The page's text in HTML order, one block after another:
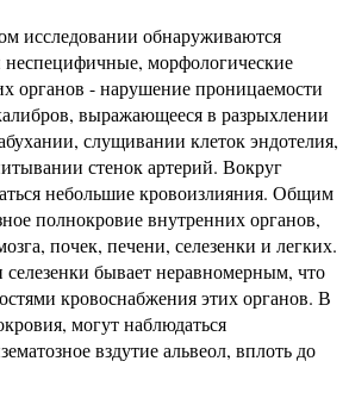
исследовании обнаруживаются
неспецифичные, морфологические
органов - нарушение проницаемости
выражающееся в разрыхлении
слущивании клеток эндотелия,
стенок артерий. Вокруг
небольшие кровоизлияния. Общим
полнокровие внутренних органов,
почек, печени, селезенки и легких.
бывает неравномерным, что
кровоснабжения этих органов. В
могут наблюдаться
вздутие альвеол, вплоть до